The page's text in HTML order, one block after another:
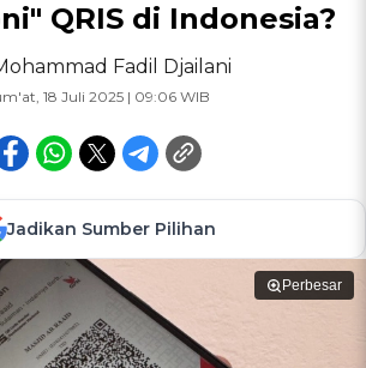
QRIS di Indonesia?
Fadil Djailani
18 Juli 2025 | 09:06 WIB
Jadikan Sumber Pilihan
Perbesar